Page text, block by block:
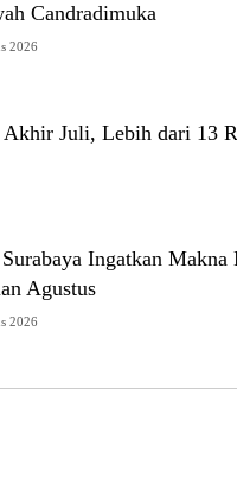
Candradimuka
2026
Akhir Juli, Lebih dari 13
Ingatkan Makna
Agustus
2026